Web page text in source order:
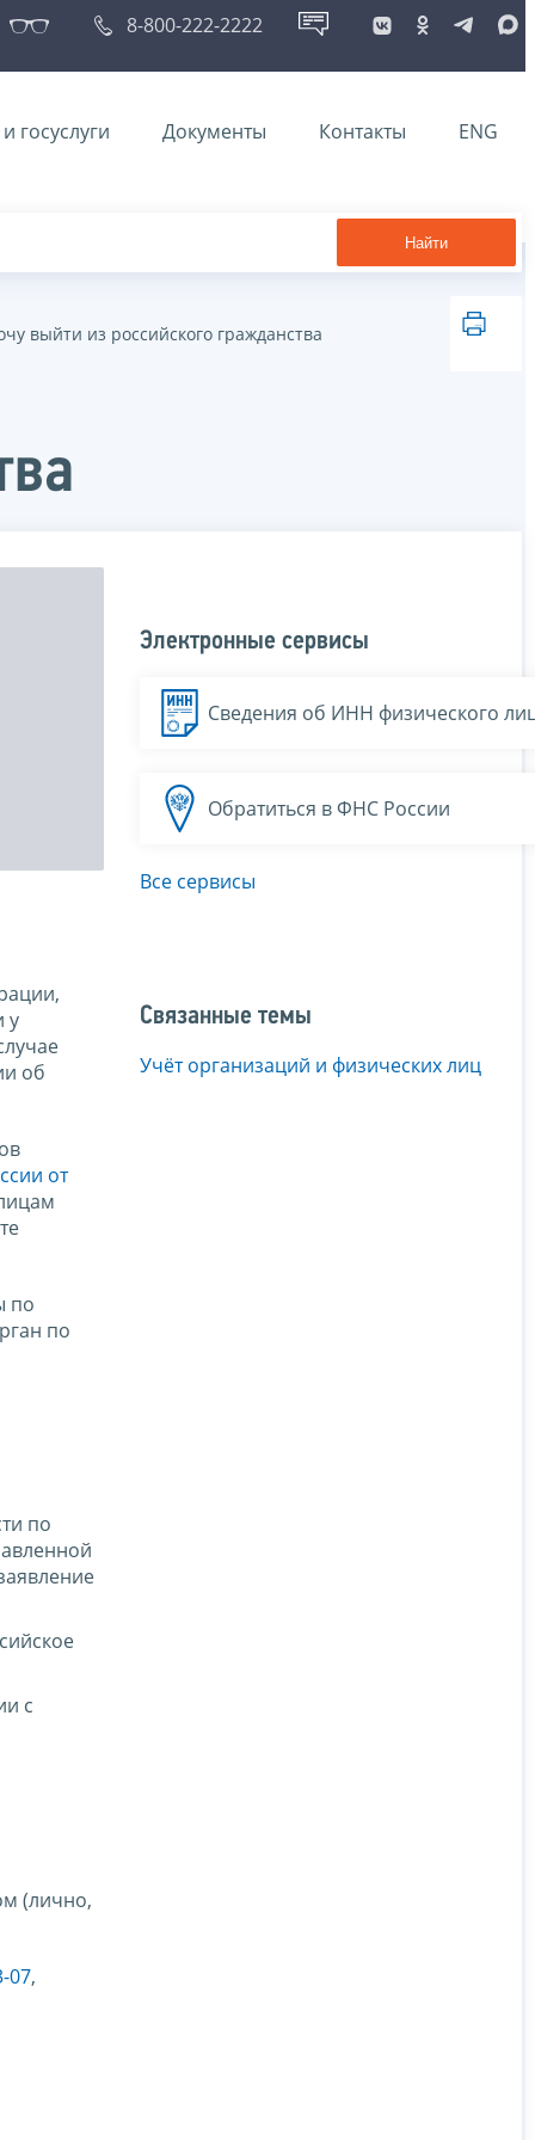
8-800-222-2222
госуслуги Документы Контакты ENG
Найти
выйти из российского гражданства
у
об
от
по
по
по
с
(лично,
07,
Электронные сервисы
Сведения об ИНН физического
Обратиться в ФНС России
Все сервисы
Связанные темы
Учёт организаций и физических лиц